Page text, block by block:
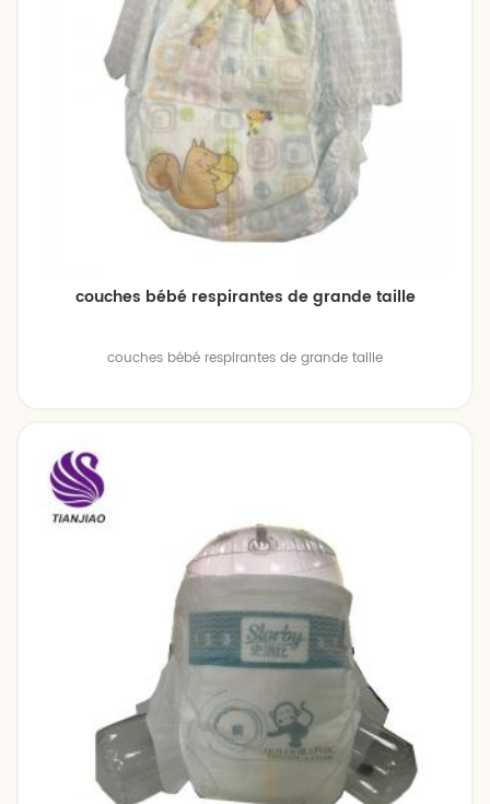
couches bébé respirantes de grande taille
couches bébé respirantes de grande taille